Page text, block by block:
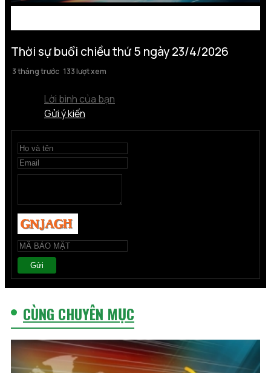
Thời sự buổi chiều thứ 5 ngày 23/4/2026
3 tháng trước 133 lượt xem
Lời bình của bạn
Gửi ý kiến
Gửi
CÙNG CHUYÊN MỤC